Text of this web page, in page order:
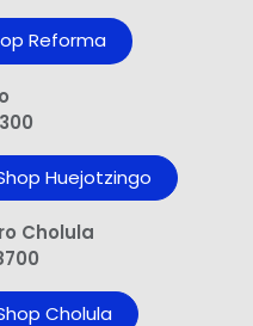
Reforma
Huejotzingo
Cholula
Cholula